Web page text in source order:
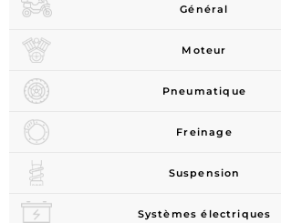
Général
Moteur
Pneumatique
Freinage
Suspension
Systèmes électriques